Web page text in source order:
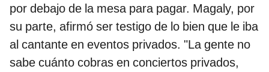
por debajo de la mesa para pagar. Magaly, por
su parte, afirmó ser testigo de lo bien que le iba
al cantante en eventos privados. "La gente no
sabe cuánto cobras en conciertos privados,